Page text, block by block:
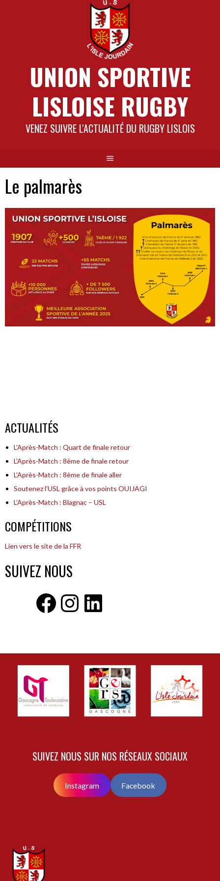
UNION SPORTIVE
LISLOISE RUGBY
VENEZ SUIVRE L'ACTUALITÉ DU RUGBY LISLOIS
Le palmarès
ACTUALITÉS
L’Après-Match : Quart de finale retour
L’Après-Match : 8ème de finale retour
L’Après-Match : 8ème de finale aller
Soutenez l’USL grâce à vos points OUIJAGI
L’Après-Match : Blagnac – USL
COMPÉTITIONS
Lien vers le site de la FFR
SUIVEZ NOUS
Facebook
Instagram
LinkedIn
SUIVEZ NOUS SUR NOS RÉSEAUX SOCIAUX
Instagram Facebook